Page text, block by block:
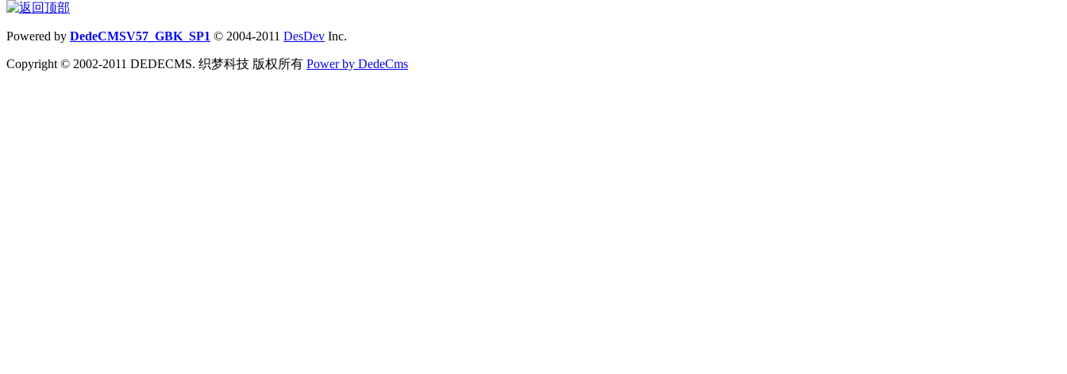
Powered by DedeCMSV57_GBK_SP1 © 2004-2011 DesDev Inc.
Copyright © 2002-2011 DEDECMS. 织梦科技 版权所有 Power by DedeCms